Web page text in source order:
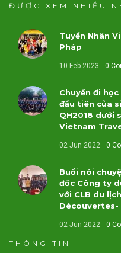
ĐƯỢC XEM NHIỀU
Tuyển Nhân
Pháp
10 Feb 2023 0
Chuyến đi
đầu tiên của
QH2018 dưới
Vietnam
02 Jun 2022 0
Buổi nói
đốc Công ty
với CLB du
Découvertes-
02 Jun 2022 0
THÔNG TIN